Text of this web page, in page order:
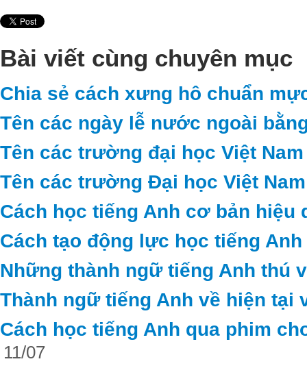
Bài viết cùng chuyên mục
Chia sẻ cách xưng hô chuẩn
Tên các ngày lễ nước ngoài
Tên các trường đại học Việt
Tên các trường Đại học Việt
Cách học tiếng Anh cơ bản hiệu
Cách tạo động lực học tiếng
Những thành ngữ tiếng Anh thú
Thành ngữ tiếng Anh về hiện tại
Cách học tiếng Anh qua phim
11/07